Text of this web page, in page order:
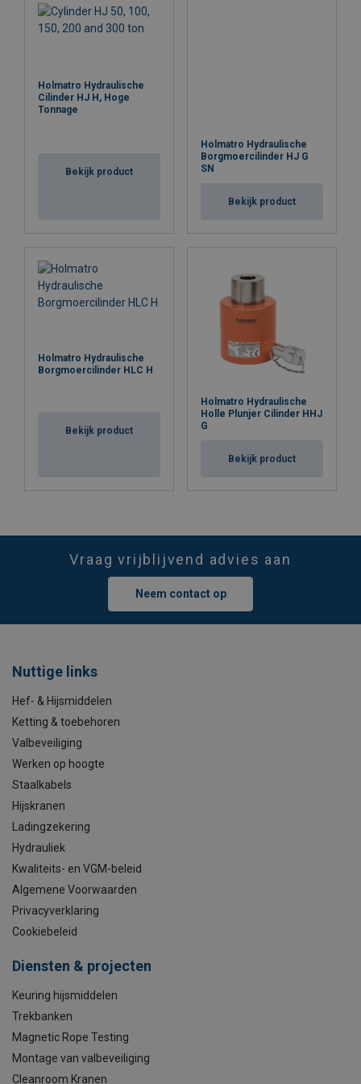
Holmatro Hydraulische
Cilinder HJ H, Hoge
Tonnage
Bekijk product
Holmatro Hydraulische
Borgmoercilinder HJ G
SN
Bekijk product
Holmatro Hydraulische
Borgmoercilinder HLC H
Bekijk product
Holmatro Hydraulische
Holle Plunjer Cilinder HHJ
G
Bekijk product
Vraag vrijblijvend advies aan
Neem contact op
Nuttige links
Hef- & Hijsmiddelen
Ketting & toebehoren
Valbeveiliging
Werken op hoogte
Staalkabels
Hijskranen
Ladingzekering
Hydrauliek
Kwaliteits- en VGM-beleid
Algemene Voorwaarden
Privacyverklaring
Cookiebeleid
Diensten & projecten
Keuring hijsmiddelen
Trekbanken
Magnetic Rope Testing
Montage van valbeveiliging
Cleanroom Kranen